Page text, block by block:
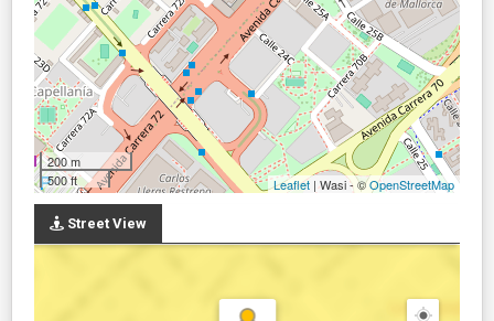
200 m
500 ft
Leaflet | Wasi - ©OpenStreetMap
Street View